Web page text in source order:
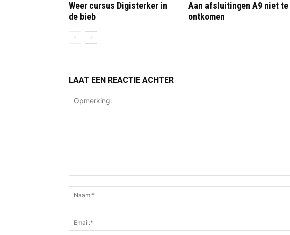
Weer cursus Digisterker in
de bieb
Aan afsluitingen A9 niet te
ontkomen
LAAT EEN REACTIE ACHTER